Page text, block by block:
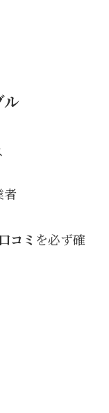
ル
者
コミ を必ず確